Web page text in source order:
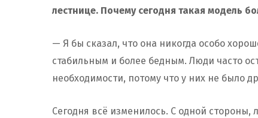
лестнице. Почему сегодня такая модель
— Я бы сказал, что она никогда особо
стабильным и более бедным. Люди часто
необходимости, потому что у них не было
Сегодня всё изменилось. С одной